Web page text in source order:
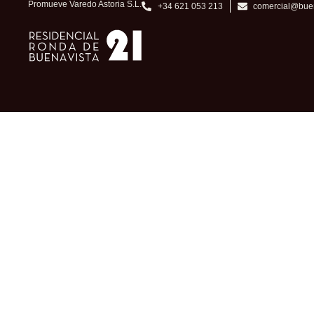
Promueve Varedo Astoria S.L. +34 621 053 213